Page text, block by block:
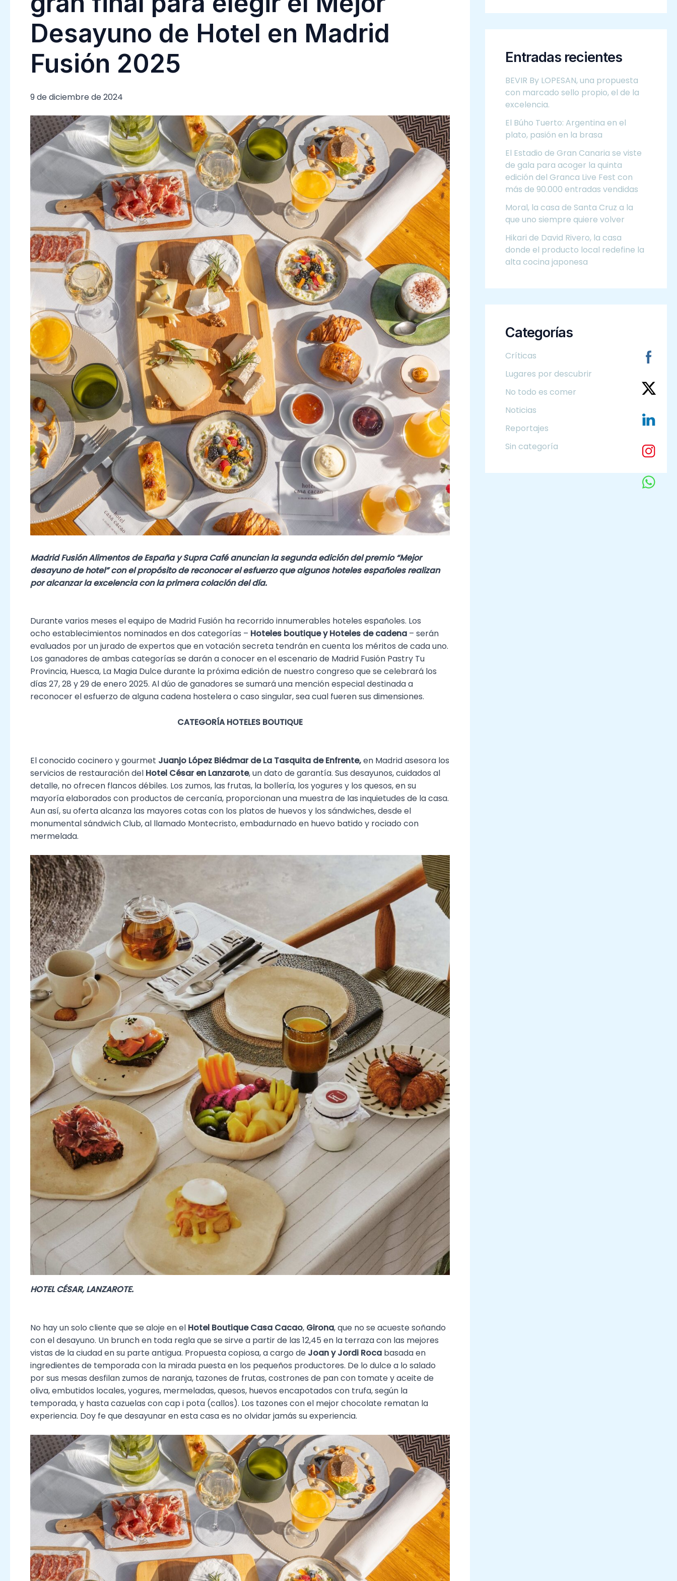
Desayuno de Hotel en Madrid
Fusión 2025
9 de diciembre de 2024
Madrid Fusión Alimentos de España y Supra Café anuncian la segunda edición del premio “Mejor
desayuno de hotel” con el propósito de reconocer el esfuerzo que algunos hoteles españoles realizan
por alcanzar la excelencia con la primera colación del día.
Durante varios meses el equipo de Madrid Fusión ha recorrido innumerables hoteles españoles. Los
ocho establecimientos nominados en dos categorías – Hoteles boutique y Hoteles de cadena – serán
evaluados por un jurado de expertos que en votación secreta tendrán en cuenta los méritos de cada uno.
Los ganadores de ambas categorías se darán a conocer en el escenario de Madrid Fusión Pastry Tu
Provincia, Huesca, La Magia Dulce durante la próxima edición de nuestro congreso que se celebrará los
días 27, 28 y 29 de enero 2025. Al dúo de ganadores se sumará una mención especial destinada a
reconocer el esfuerzo de alguna cadena hostelera o caso singular, sea cual fueren sus dimensiones.
CATEGORÍA HOTELES BOUTIQUE
El conocido cocinero y gourmet Juanjo López Biédmar de La Tasquita de Enfrente,en Madrid asesora los
servicios de restauración del Hotel César en Lanzarote, un dato de garantía. Sus desayunos, cuidados al
detalle, no ofrecen flancos débiles. Los zumos, las frutas, la bollería, los yogures y los quesos, en su
mayoría elaborados con productos de cercanía, proporcionan una muestra de las inquietudes de la casa.
Aun así, su oferta alcanza las mayores cotas con los platos de huevos y los sándwiches, desde el
monumental sándwich Club, al llamado Montecristo, embadurnado en huevo batido y rociado con
mermelada.
HOTEL CÉSAR, LANZAROTE.
No hay un solo cliente que se aloje en el Hotel Boutique Casa Cacao, Girona, que no se acueste soñando
con el desayuno. Un brunch en toda regla que se sirve a partir de las 12,45 en la terraza con las mejores
vistas de la ciudad en su parte antigua. Propuesta copiosa, a cargo de Joan y Jordi Roca basada en
ingredientes de temporada con la mirada puesta en los pequeños productores. De lo dulce a lo salado
por sus mesas desfilan zumos de naranja, tazones de frutas, costrones de pan con tomate y aceite de
oliva, embutidos locales, yogures, mermeladas, quesos, huevos encapotados con trufa, según la
temporada, y hasta cazuelas con cap i pota (callos). Los tazones con el mejor chocolate rematan la
experiencia. Doy fe que desayunar en esta casa es no olvidar jamás su experiencia.
Entradas recientes
BEVIR By LOPESAN, una propuesta
con marcado sello propio, el de la
excelencia.
El Búho Tuerto: Argentina en el
plato, pasión en la brasa
El Estadio de Gran Canaria se viste
de gala para acoger la quinta
edición del Granca Live Fest con
más de 90.000 entradas vendidas
Moral, la casa de Santa Cruz a la
que uno siempre quiere volver
Hikari de David Rivero, la casa
donde el producto local redefine la
alta cocina japonesa
Categorías
Críticas
Lugares por descubrir
No todo es comer
Noticias
Reportajes
Sin categoría